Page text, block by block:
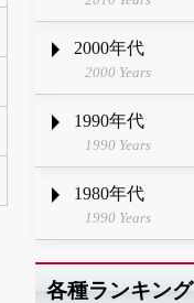
2000年代
2000 Years
1990年代
1990 Years
1980年代
1990 Years
各種ランキング